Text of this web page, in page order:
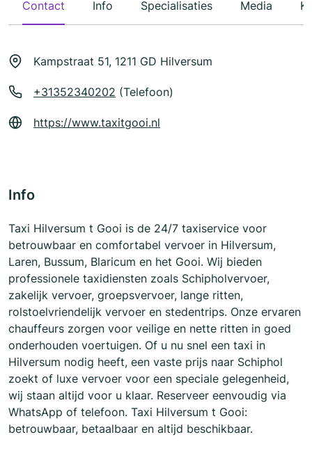
Contact Info Specialisaties Media
Kampstraat 51, 1211 GD Hilversum
+31352340202 (Telefoon)
https://www.taxitgooi.nl
Info
Taxi Hilversum t Gooi is de 24/7 taxiservice voor
betrouwbaar en comfortabel vervoer in Hilversum,
Laren, Bussum, Blaricum en het Gooi. Wij bieden
professionele taxidiensten zoals Schipholvervoer,
zakelijk vervoer, groepsvervoer, lange ritten,
rolstoelvriendelijk vervoer en stedentrips. Onze ervaren
chauffeurs zorgen voor veilige en nette ritten in goed
onderhouden voertuigen. Of u nu snel een taxi in
Hilversum nodig heeft, een vaste prijs naar Schiphol
zoekt of luxe vervoer voor een speciale gelegenheid,
wij staan altijd voor u klaar. Reserveer eenvoudig via
WhatsApp of telefoon. Taxi Hilversum t Gooi:
betrouwbaar, betaalbaar en altijd beschikbaar.